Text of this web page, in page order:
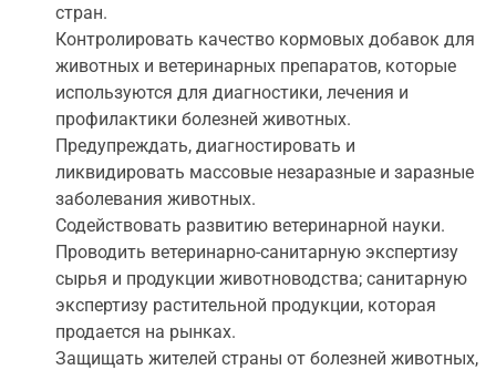
стран.
Контролировать качество кормовых добавок для
животных и ветеринарных препаратов, которые
используются для диагностики, лечения и
профилактики болезней животных.
Предупреждать, диагностировать и
ликвидировать массовые незаразные и заразные
заболевания животных.
Содействовать развитию ветеринарной науки.
Проводить ветеринарно-санитарную экспертизу
сырья и продукции животноводства; санитарную
экспертизу растительной продукции, которая
продается на рынках.
Защищать жителей страны от болезней животных,